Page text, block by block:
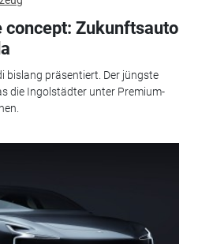
concept: Zukunftsauto
bislang präsentiert. Der jüngste
die Ingolstädter unter Premium-